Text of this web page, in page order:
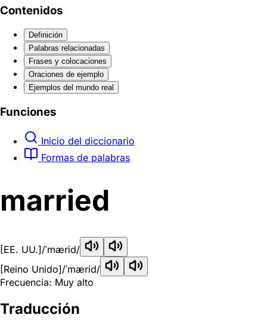
Contenidos
Definición
Palabras relacionadas
Frases y colocaciones
Oraciones de ejemplo
Ejemplos del mundo real
Funciones
Inicio del diccionario
Formas de palabras
married
[EE. UU.]/ˈmærid/
[Reino Unido]/ˈmærid/
Frecuencia: Muy alto
Traducción